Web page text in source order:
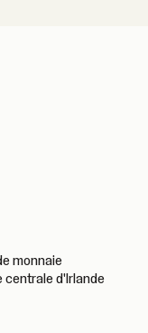
monnaie
centrale d'Irlande